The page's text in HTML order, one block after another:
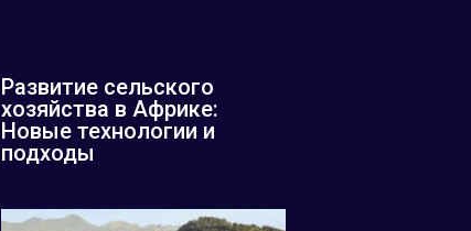
Развитие сельского
хозяйства в Африке:
Новые технологии и
подходы